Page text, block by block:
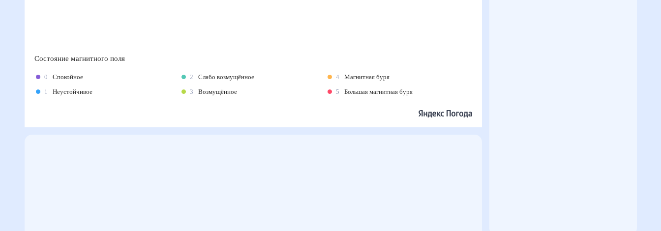
Состояние магнитного поля
0
Спокойное
1
Неустойчивое
2
Слабо возмущённое
3
Возмущённое
4
Магнитная буря
5
Большая магнитная буря